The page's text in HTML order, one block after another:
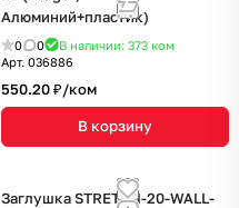
Алюминий+пластик)
0 0 В наличии: 373 ком
Арт. 036886
550.20 ₽/ком
В корзину
Заглушка STRETCH-20-WALL-